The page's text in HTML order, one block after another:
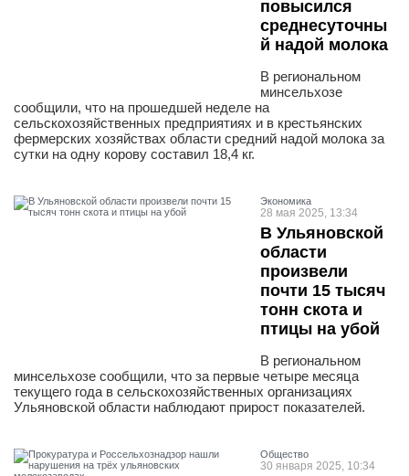
повысился
среднесуточны
й надой молока
В региональном
минсельхозе
сообщили, что на прошедшей неделе на
сельскохозяйственных предприятиях и в крестьянских
фермерских хозяйствах области средний надой молока за
сутки на одну корову составил 18,4 кг.
Экономика
28 мая 2025, 13:34
В Ульяновской
области
произвели
почти 15 тысяч
тонн скота и
птицы на убой
В региональном
минсельхозе сообщили, что за первые четыре месяца
текущего года в сельскохозяйственных организациях
Ульяновской области наблюдают прирост показателей.
Общество
30 января 2025, 10:34